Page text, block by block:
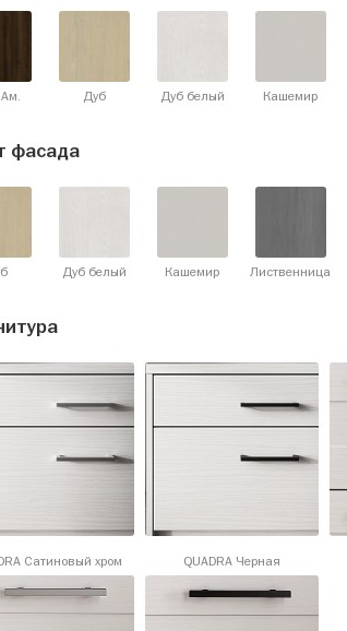
Дуб Дуб белый Кашемир
фасада
Дуб белый Кашемир Лиственница
Сатиновый хром QUADRA Черная